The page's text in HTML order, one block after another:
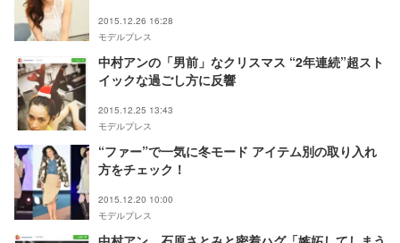
2015.12.26 16:28
モデルプレス
中村アンの「男前」なクリスマス “2年連続”超スト
イックな過ごし方に反響
2015.12.25 13:43
モデルプレス
“ファー”で一気に冬モード アイテム別の取り入れ
方をチェック！
2015.12.20 10:00
モデルプレス